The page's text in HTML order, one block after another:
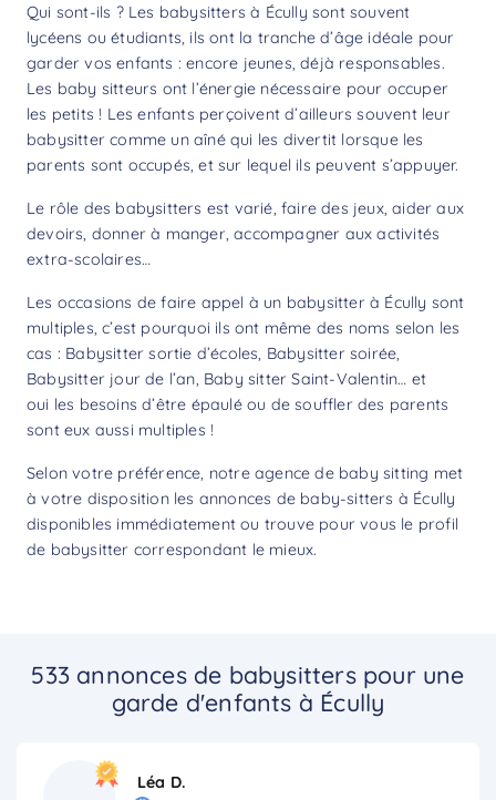
Qui sont-ils ? Les babysitters à Écully sont souvent
lycéens ou étudiants, ils ont la tranche d’âge idéale pour
garder vos enfants : encore jeunes, déjà responsables.
Les baby sitteurs ont l’énergie nécessaire pour occuper
les petits ! Les enfants perçoivent d’ailleurs souvent leur
babysitter comme un aîné qui les divertit lorsque les
parents sont occupés, et sur lequel ils peuvent s’appuyer.
Le rôle des babysitters est varié, faire des jeux, aider aux
devoirs, donner à manger, accompagner aux activités
extra-scolaires…
Les occasions de faire appel à un babysitter à Écully sont
multiples, c’est pourquoi ils ont même des noms selon les
cas : Babysitter sortie d’écoles, Babysitter soirée,
Babysitter jour de l’an, Baby sitter Saint-Valentin… et
oui les besoins d’être épaulé ou de souffler des parents
sont eux aussi multiples !
Selon votre préférence, notre agence de baby sitting met
à votre disposition les annonces de baby-sitters à Écully
disponibles immédiatement ou trouve pour vous le profil
de babysitter correspondant le mieux.
533 annonces de babysitters pour une
garde d'enfants à Écully
Léa D.